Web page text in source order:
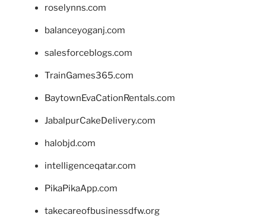
roselynns.com
balanceyoganj.com
salesforceblogs.com
TrainGames365.com
BaytownEvaCationRentals.com
JabalpurCakeDelivery.com
halobjd.com
intelligenceqatar.com
PikaPikaApp.com
takecareofbusinessdfw.org